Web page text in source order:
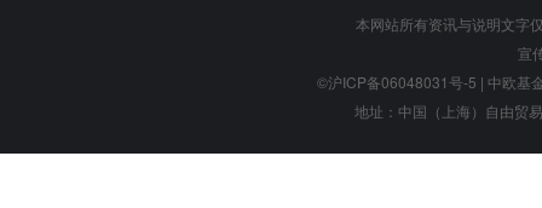
本网站所有资讯与说明文字
宣
©沪ICP备06048031号-5 | 中欧基
地址：中国（上海）自由贸